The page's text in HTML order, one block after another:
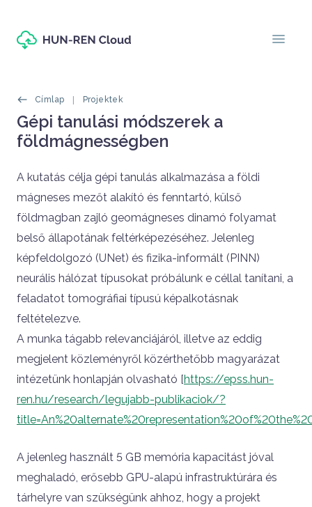
menu
Morzsák
Címlap Projektek
Oldal címe
Gépi tanulási módszerek a
földmágnességben
Címlapos tartalom
A kutatás célja gépi tanulás alkalmazása a földi
mágneses mezőt alakító és fenntartó, külső
földmagban zajló geomágneses dinamó folyamat
belső állapotának feltérképezéséhez. Jelenleg
képfeldolgozó (UNet) és fizika-informált (PINN)
neurális hálózat típusokat próbálunk e céllal tanítani, a
feladatot tomográfiai típusú képalkotásnak
feltételezve.
A munka tágabb relevanciájáról, illetve az eddig
megjelent közleményről közérthetőbb magyarázat
intézetünk honlapján olvasható [https://epss.hun-
ren.hu/research/legujabb-publikaciok/?
A jelenleg használt 5 GB memória kapacitást jóval
meghaladó, erősebb GPU-alapú infrastruktúrára és
tárhelyre van szükségünk ahhoz, hogy a projekt